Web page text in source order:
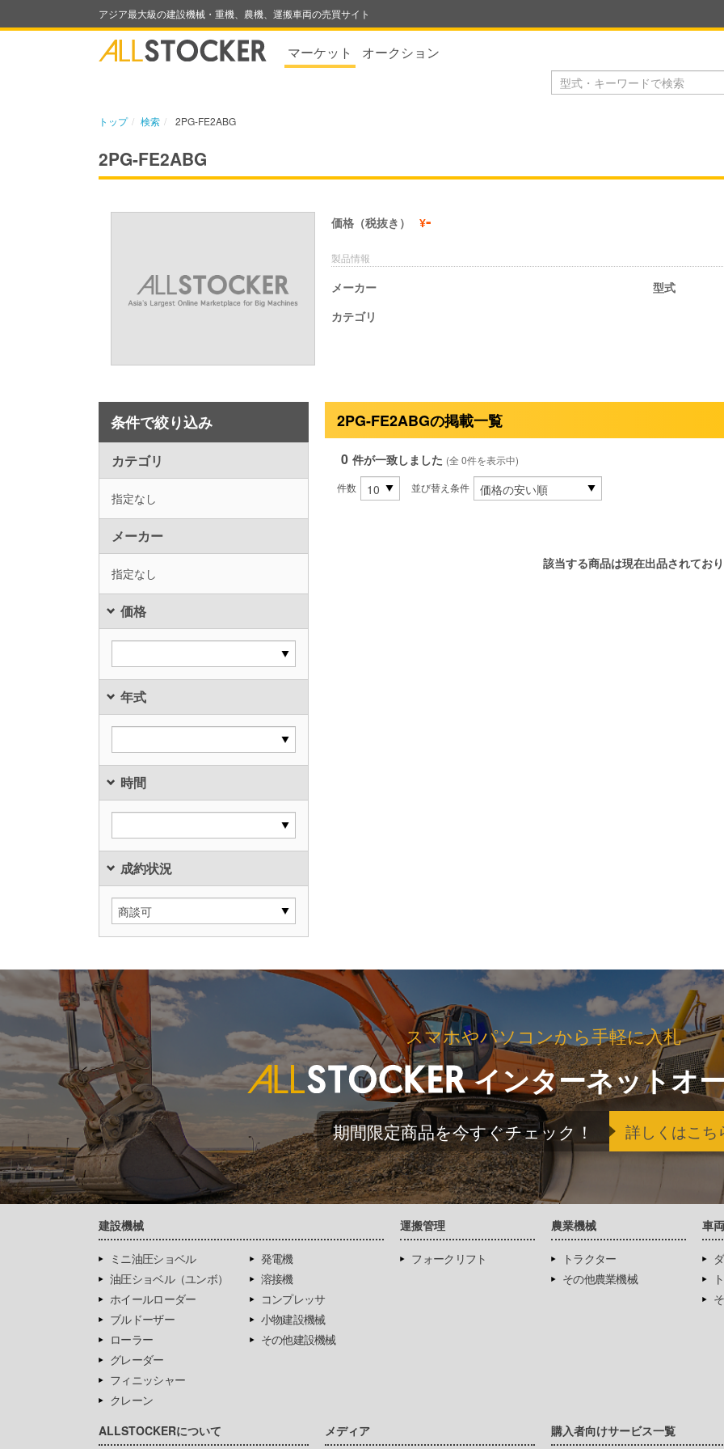
アジア最大級の建設機械・重機、農機、運搬車両の売買サイト
マーケット オークション
トップ 検索 2PG-FE2ABG
2PG-FE2ABG
価格（税抜き） ¥-
製品情報
メーカー
カテゴリ
型式
条件で絞り込み
カテゴリ
指定なし
メーカー
指定なし
価格
年式
時間
成約状況
2PG-FE2ABGの掲載一覧
0 件が一致しました (全 0件を表示中)
件数
並び替え条件
該当する商品は現在出品されてお
スマホやパソコンから手軽に入札
インターネットオ
期間限定商品を今すぐチェック！ 詳しくはこち
建設機械
ミニ油圧ショベル
油圧ショベル（ユンボ）
ホイールローダー
ブルドーザー
ローラー
グレーダー
フィニッシャー
クレーン
発電機
溶接機
コンプレッサ
小物建設機械
その他建設機械
運搬管理
フォークリフト
農業機械
トラクター
その他農業機械
車両
ALLSTOCKERについて メディア 購入者向けサービス一覧